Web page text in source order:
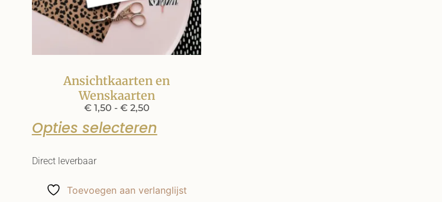
Ansichtkaarten en
Wenskaarten
€ 1,50 - € 2,50
Opties selecteren
Direct leverbaar
Toevoegen aan verlanglijst